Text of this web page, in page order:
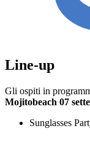
Line-up
Gli ospiti in
Mojitobeach 07
Sunglasses